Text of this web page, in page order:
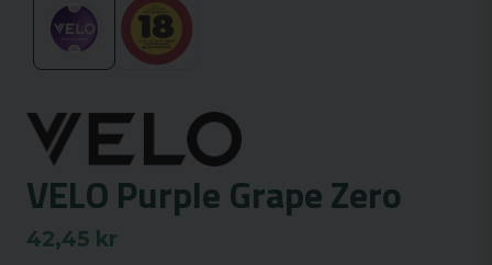
VELO Purple Grape Zero
42,45 kr